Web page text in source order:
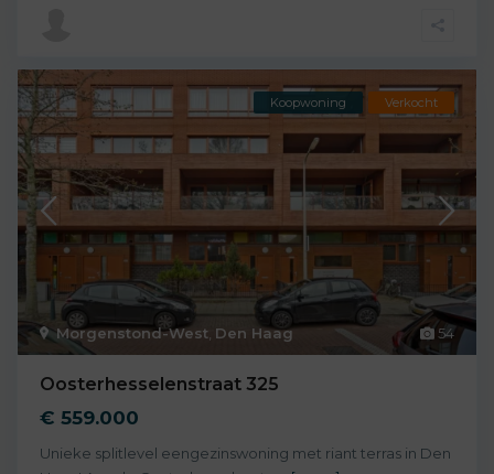
54
Morgenstond-West, Den Haag
Koopwoning Verkocht
Oosterhesselenstraat 325
€ 559.000
Unieke splitlevel eengezinswoning met riant terras in Den